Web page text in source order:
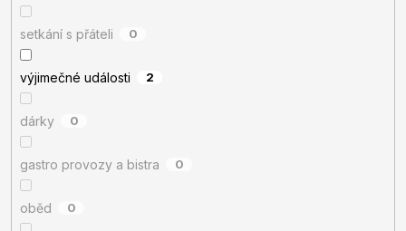
setkání s přáteli 0
výjimečné události 2
dárky 0
gastro provozy a bistra 0
oběd 0